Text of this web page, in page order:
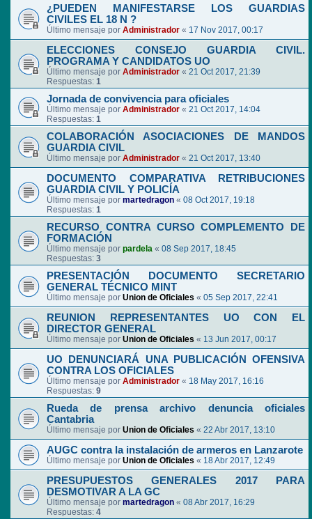
¿PUEDEN MANIFESTARSE LOS GUARDIAS
CIVILES EL 18 N ?
Último mensaje por Administrador « 17 Nov 2017, 00:17
ELECCIONES CONSEJO GUARDIA CIVIL.
PROGRAMA Y CANDIDATOS UO
Último mensaje por Administrador « 21 Oct 2017, 21:39
Respuestas: 1
Jornada de convivencia para oficiales
Último mensaje por Administrador « 21 Oct 2017, 14:04
Respuestas: 1
COLABORACIÓN ASOCIACIONES DE MANDOS
GUARDIA CIVIL
Último mensaje por Administrador « 21 Oct 2017, 13:40
DOCUMENTO COMPARATIVA RETRIBUCIONES
GUARDIA CIVIL Y POLICÍA
Último mensaje por martedragon « 08 Oct 2017, 19:18
Respuestas: 1
RECURSO CONTRA CURSO COMPLEMENTO DE
FORMACIÓN
Último mensaje por pardela « 08 Sep 2017, 18:45
Respuestas: 3
PRESENTACIÓN DOCUMENTO SECRETARIO
GENERAL TÉCNICO MINT
Último mensaje por Union de Oficiales « 05 Sep 2017, 22:41
REUNION REPRESENTANTES UO CON EL
DIRECTOR GENERAL
Último mensaje por Union de Oficiales « 13 Jun 2017, 00:17
UO DENUNCIARÁ UNA PUBLICACIÓN OFENSIVA
CONTRA LOS OFICIALES
Último mensaje por Administrador « 18 May 2017, 16:16
Respuestas: 9
Rueda de prensa archivo denuncia oficiales
Cantabria
Último mensaje por Union de Oficiales « 22 Abr 2017, 13:10
AUGC contra la instalación de armeros en Lanzarote
Último mensaje por Union de Oficiales « 18 Abr 2017, 12:49
PRESUPUESTOS GENERALES 2017 PARA
DESMOTIVAR A LA GC
Último mensaje por martedragon « 08 Abr 2017, 16:29
Respuestas: 4